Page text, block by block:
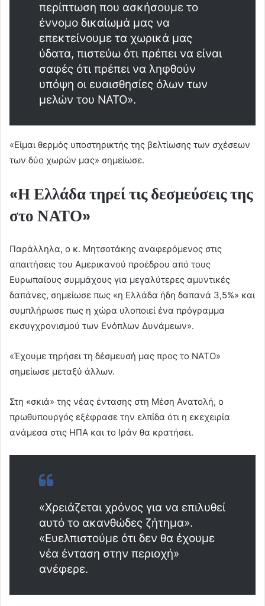
περίπτωση που ασκήσουμε το
έννομο δικαίωμά μας να
επεκτείνουμε τα χωρικά μας
ύδατα, πιστεύω ότι πρέπει να είναι
σαφές ότι πρέπει να ληφθούν
υπόψη οι ευαισθησίες όλων των
μελών του NATO».
«Είμαι θερμός υποστηρικτής της βελτίωσης των σχέσεων
των δύο χωρών μας» σημείωσε.
«Η Ελλάδα τηρεί τις δεσμεύσεις της
στο ΝΑΤΟ»
Παράλληλα, ο κ. Μητσοτάκης αναφερόμενος στις
απαιτήσεις του Αμερικανού προέδρου από τους
Ευρωπαίους συμμάχους για μεγαλύτερες αμυντικές
δαπάνες, σημείωσε πως «η Ελλάδα ήδη δαπανά 3,5%» και
συμπλήρωσε πως η χώρα υλοποιεί ένα πρόγραμμα
εκσυγχρονισμού των Ενόπλων Δυνάμεων».
«Έχουμε τηρήσει τη δέσμευσή μας προς το ΝΑΤΟ»
σημείωσε μεταξύ άλλων.
Στη «σκιά» της νέας έντασης στη Μέση Ανατολή, ο
πρωθυπουργός εξέφρασε την ελπίδα ότι η εκεχειρία
ανάμεσα στις ΗΠΑ και το Ιράν θα κρατήσει.
«Χρειάζεται χρόνος για να επιλυθεί
αυτό το ακανθώδες ζήτημα».
«Ευελπιστούμε ότι δεν θα έχουμε
νέα ένταση στην περιοχή»
ανέφερε.